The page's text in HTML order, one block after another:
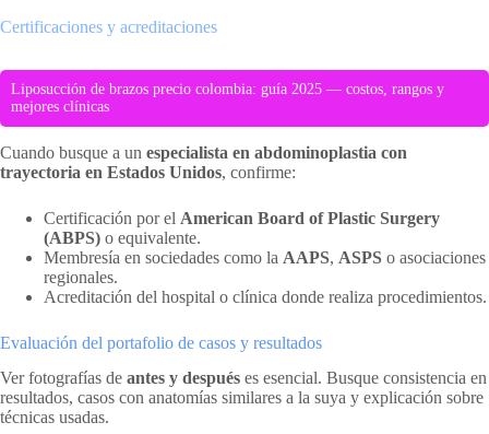
Certificaciones y acreditaciones
Liposucción de brazos precio colombia: guía 2025 — costos, rangos y
mejores clínicas
Cuando busque a un especialista en abdominoplastia con
trayectoria en Estados Unidos, confirme:
Certificación por el American Board of Plastic Surgery
(ABPS) o equivalente.
Membresía en sociedades como la AAPS, ASPS o asociaciones
regionales.
Acreditación del hospital o clínica donde realiza procedimientos.
Evaluación del portafolio de casos y resultados
Ver fotografías de antes y después es esencial. Busque consistencia en
resultados, casos con anatomías similares a la suya y explicación sobre
técnicas usadas.